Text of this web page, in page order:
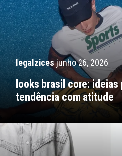
legalzicesjunho 26, 2026
looks brasil core: ideias
tendência com atitude